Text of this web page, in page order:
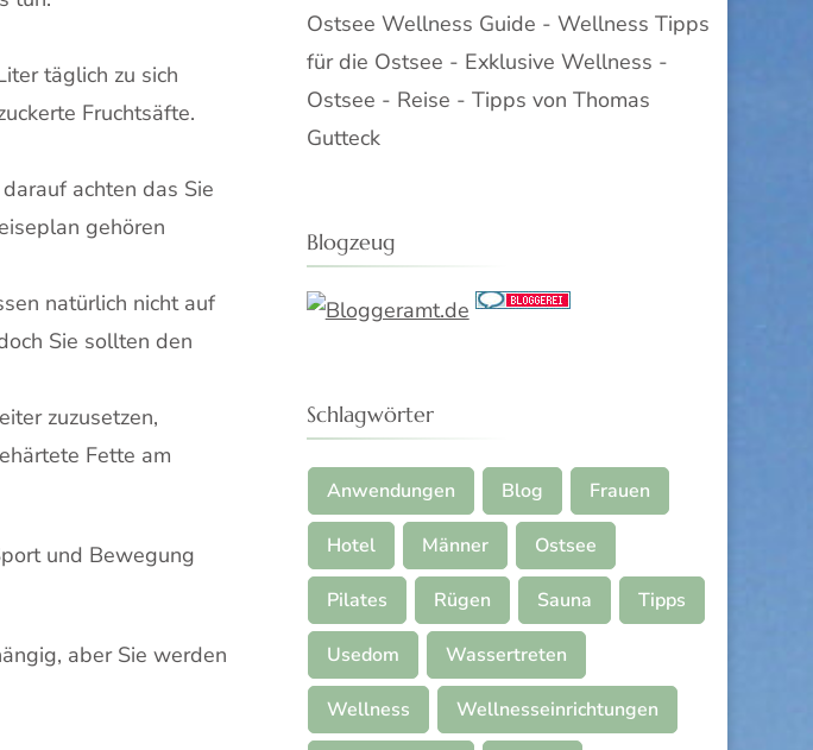
täglich zu sich
Fruchtsäfte.
achten das Sie
gehören
natürlich nicht auf
Sie sollten den
zuzusetzen,
Fette am
und Bewegung
aber Sie werden
Ostsee Wellness Guide - Wellness Tipps
für die Ostsee - Exklusive Wellness -
Ostsee - Reise - Tipps von Thomas
Gutteck
Blogzeug
Schlagwörter
Anwendungen Blog Frauen
Hotel Männer Ostsee
Pilates Rügen Sauna Tipps
Usedom Wassertreten
Wellness Wellnesseinrichtungen